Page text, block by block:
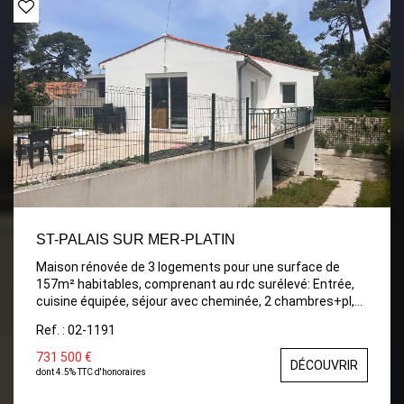
ST-PALAIS SUR MER-PLATIN
Maison rénovée de 3 logements pour une surface de
157m² habitables, comprenant au rdc surélevé: Entrée,
cuisine équipée, séjour avec cheminée, 2 chambres+pl,
séjour/cuisine équipée, une chambre, buanderie, sde,
W.C. Un studio comprenant: séjour/cuisine, sde +W.C.
Terrain de 736m². Quartier calme. 100m centre, 200m
Ref. : 02-1191
731 500 €
dont 4.5% TTC d'honoraires DÉCOUVRIR